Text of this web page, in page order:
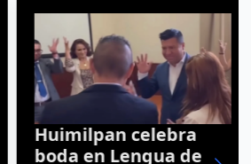
Huimilpan celebra
boda en Lengua de